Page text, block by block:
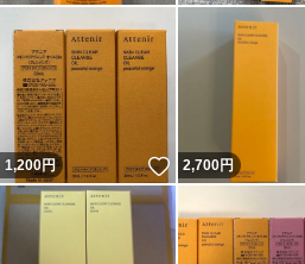
1,200円 いいね！
2,700円